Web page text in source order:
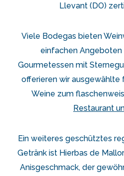
Llevant (DO)
Viele Bodegas bieten
einfachen Angeboten
Gourmetessen mit
offerieren wir ausgewählte
Weine zum
Restaurant
Ein weiteres geschütztes
Getränk ist Hierbas de
Anisgeschmack, der